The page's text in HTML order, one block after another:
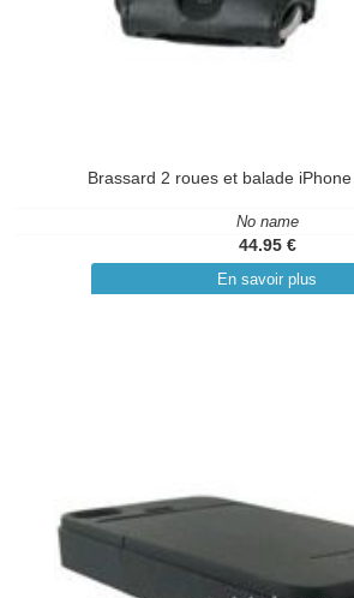
Brassard 2 roues et balade
No name
44.95 €
En savoir plus